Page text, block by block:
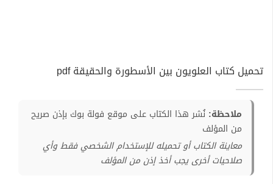
تحميل كتاب العلويون بين الأسطورة والحقيقة pdf
ملاحظة: نُشر هذا الكتاب على موقع فولة بوك بإذن صريح
من المؤلف
معاينة الكتاب أو تحميله للإستخدام الشخصي فقط وأي
صلاحيات أخرى يجب أخذ إذن من المؤلف